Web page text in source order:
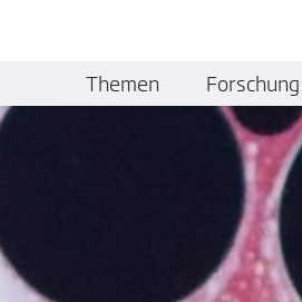
Themen Forschung